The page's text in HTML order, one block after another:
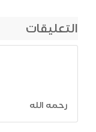
التعليقات
رحمه الله